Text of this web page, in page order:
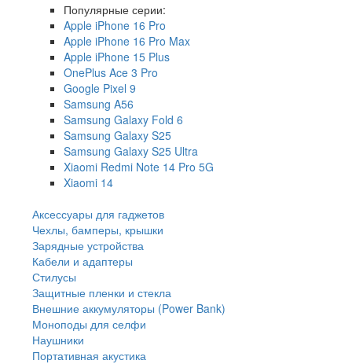
Популярные серии:
Apple iPhone 16 Pro
Apple iPhone 16 Pro Max
Apple iPhone 15 Plus
OnePlus Ace 3 Pro
Google Pixel 9
Samsung A56
Samsung Galaxy Fold 6
Samsung Galaxy S25
Samsung Galaxy S25 Ultra
Xiaomi Redmi Note 14 Pro 5G
Xiaomi 14
Аксессуары для гаджетов
Чехлы, бамперы, крышки
Зарядные устройства
Кабели и адаптеры
Стилусы
Защитные пленки и стекла
Внешние аккумуляторы (Power Bank)
Моноподы для селфи
Наушники
Портативная акустика